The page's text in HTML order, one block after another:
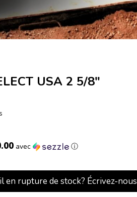
USA 2 5/8"
avec ⓘ
en rupture de stock? Écrivez-nous